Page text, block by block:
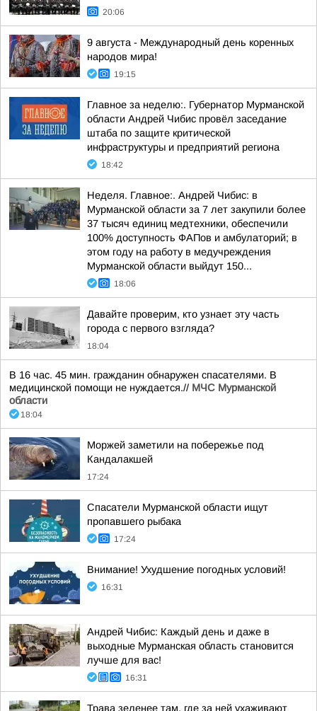
20:06
9 августа - Международный день коренных
народов мира!
19:15
Главное за неделю:. Губернатор Мурманской
области Андрей Чибис провёл заседание
штаба по защите критической
инфраструктуры и предприятий региона
18:42
Неделя. Главное:. Андрей Чибис: в
Мурманской области за 7 лет закупили более
37 тысяч единиц медтехники, обеспечили
100% доступность ФАПов и амбулаторий; в
этом году на работу в медучреждения
Мурманской области выйдут 150...
18:06
Давайте проверим, кто узнает эту часть
города с первого взгляда?
18:04
В 16 час. 45 мин. гражданин обнаружен спасателями. В
медицинской помощи не нуждается.// МЧС Мурманской
области
18:04
Моржей заметили на побережье под
Кандалакшей
17:24
Спасатели Мурманской области ищут
пропавшего рыбака
17:24
Внимание! Ухудшение погодных условий!
16:31
Андрей Чибис: Каждый день и даже в
выходные Мурманская область становится
лучше для вас!
16:31
Трава зеленее там, где за ней ухаживают